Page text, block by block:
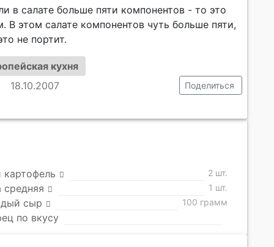
в салате больше пяти компонентов - то это
В этом салате компонентов чуть больше пяти,
не портит.
кухня
18.10.2007
Поделиться
картофель 2 шт.
средняя 1 шт.
сыр 100 грамм
по вкусу